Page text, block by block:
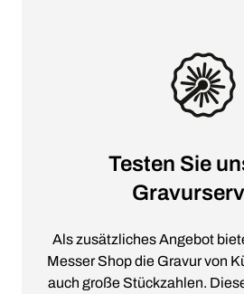
Testen Sie
Als zusätzliches Angebot
Messer Shop die Gravur von
auch große Stückzahlen.